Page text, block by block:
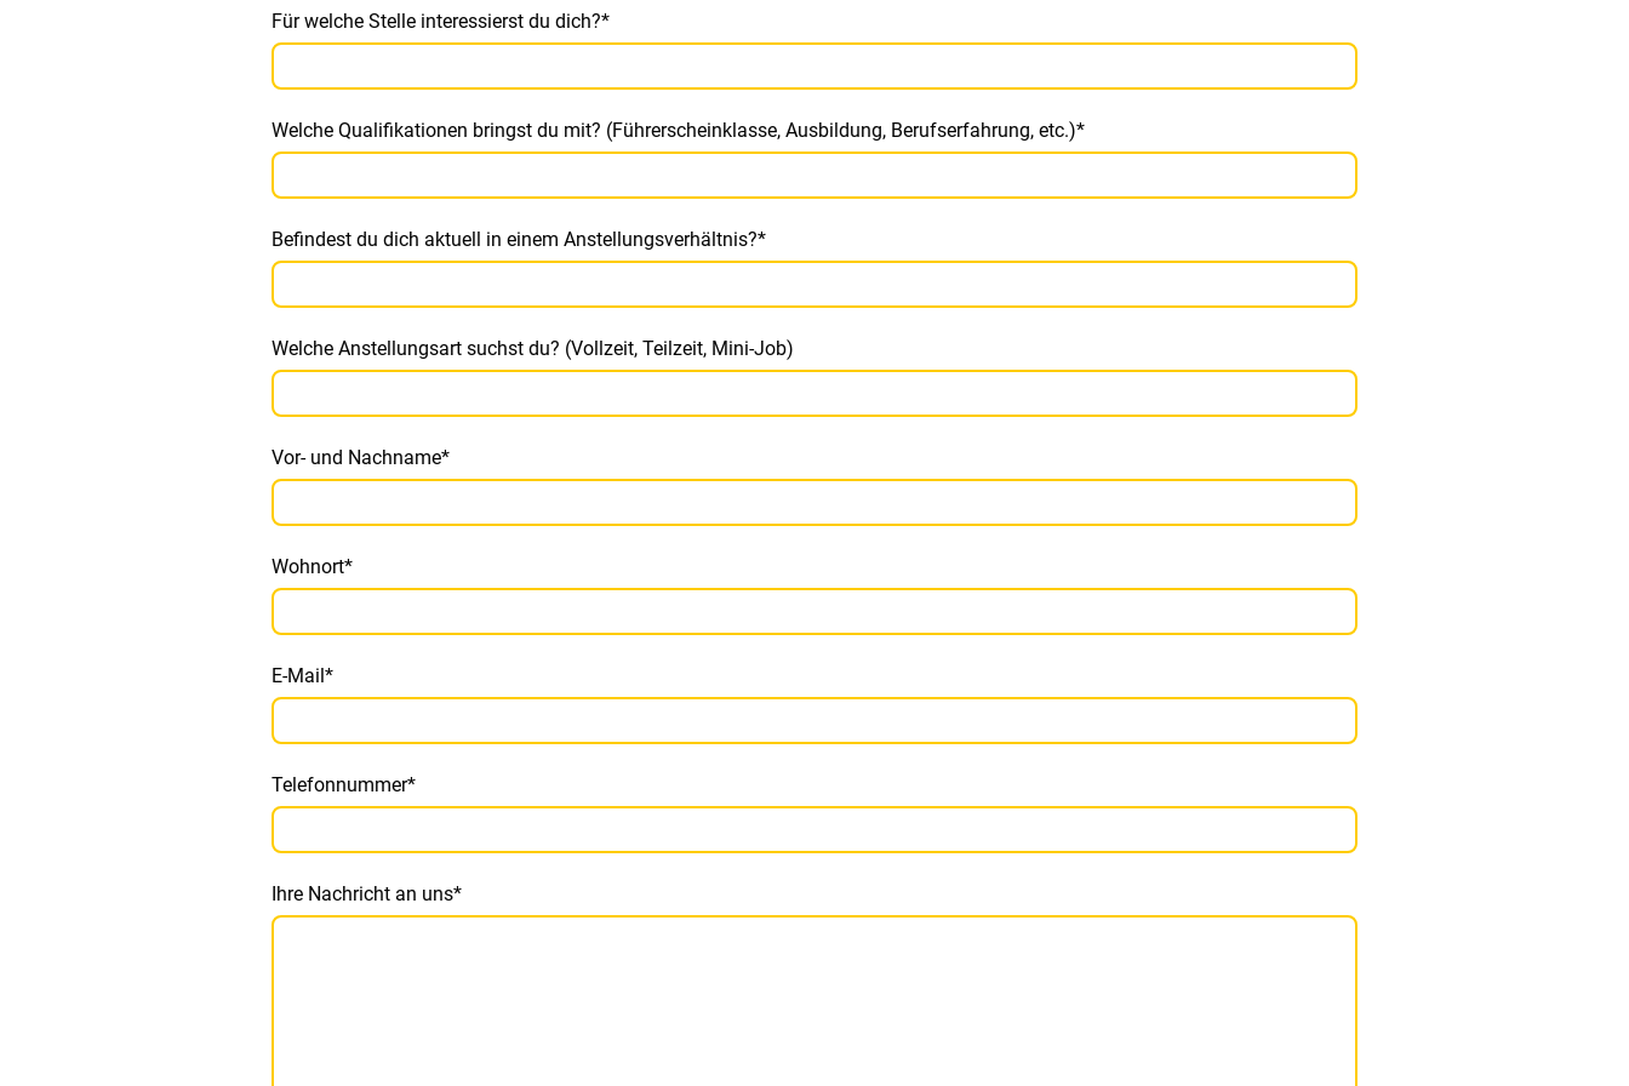
Für welche Stelle interessierst du dich?*
Welche Qualifikationen bringst du mit? (Führerscheinklasse, Ausbildung, Berufserfahrung, etc.)*
Befindest du dich aktuell in einem Anstellungsverhältnis?*
Welche Anstellungsart suchst du? (Vollzeit, Teilzeit, Mini-Job)
Vor- und Nachname*
Wohnort*
E-Mail*
Telefonnummer*
Ihre Nachricht an uns*